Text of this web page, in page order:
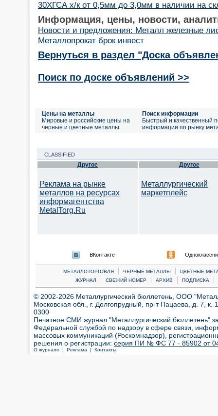
30ХГСА х/к от 0,5мм до 3,0мм в наличии на
Информация, цены, новости,
Новости и предложения: Металл железные
Металлопрокат брок инвест
Вернуться в раздел "Доска
Поиск по доске объявлений >>
Цены на металлы
Мировые и российские цены на
черные и цветные металлы
Поиск информации
Быстрый и качественный
информации по рынку
CLASSIFIED
Другое
Реклама на рынке
металлов на ресурсах
информагентства
MetalTorg.Ru
Другое
Металлургический
маркетплейс
ВКонтакте
МЕТАЛЛОТОРГОВЛЯ | ЧЕРНЫЕ МЕТАЛЛЫ |
ЦВЕТНЫЕ
ЖУРНАЛ
| СВЕЖИЙ НОМЕР | АРХИВ | ПОДПИСКА |
© 2002-2026 Металлургический бюллетень, ООО
Московская обл., г. Долгопрудный, пр-т Пацаева, д. 7,
0300
Печатное СМИ журнал "Металлургический бюллетень"
Федеральной службой по надзору в сфере связи,
массовых коммуникаций (Роскомнадзор),
решения о регистрации: серия ПИ № ФС 77 - 85902 от 04
О журнале | Реклама | Контакты